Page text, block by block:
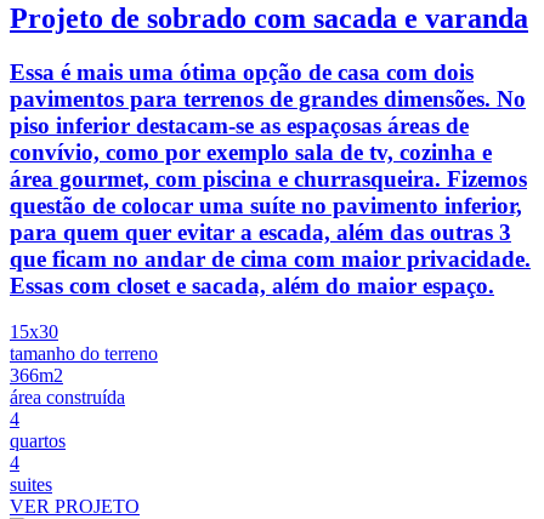
Projeto de sobrado com sacada e varanda
Essa é mais uma ótima opção de casa com dois
pavimentos para terrenos de grandes dimensões. No
piso inferior destacam-se as espaçosas áreas de
convívio, como por exemplo sala de tv, cozinha e
área gourmet, com piscina e churrasqueira. Fizemos
questão de colocar uma suíte no pavimento inferior,
para quem quer evitar a escada, além das outras 3
que ficam no andar de cima com maior privacidade.
Essas com closet e sacada, além do maior espaço.
15x30
tamanho do terreno
366m2
área construída
4
quartos
4
suites
VER PROJETO